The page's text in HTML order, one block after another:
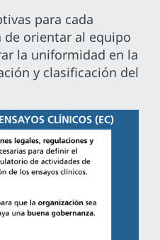
para cada
orientar al equipo
la uniformidad en la
y clasificación del